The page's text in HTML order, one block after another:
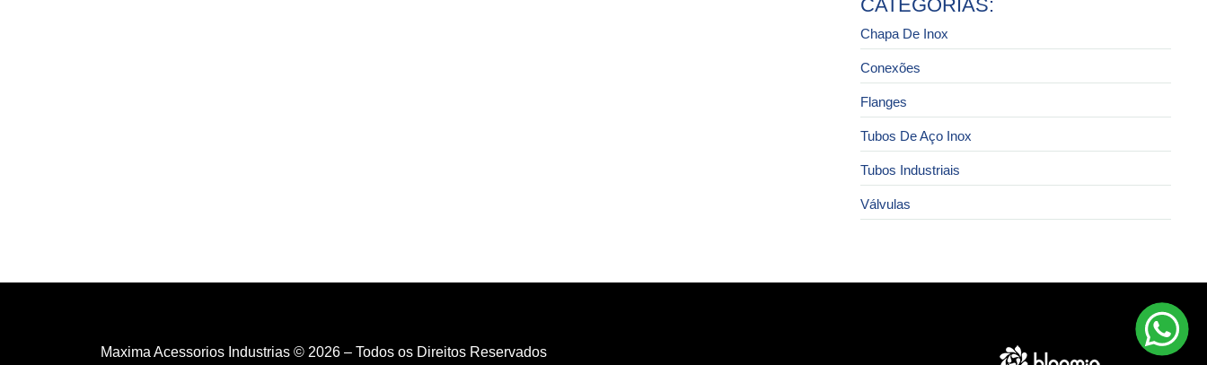
CATEGORIAS:
Chapa De Inox
Conexões
Flanges
Tubos De Aço Inox
Tubos Industriais
Válvulas
Maxima Acessorios Industrias © 2026 – Todos os Direitos Reservados